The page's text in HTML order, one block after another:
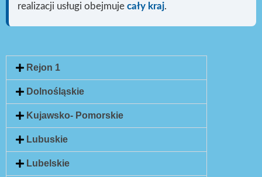
realizacji usługi obejmuje cały kraj.
Rejon 1
Dolnośląskie
Kujawsko- Pomorskie
Lubuskie
Lubelskie